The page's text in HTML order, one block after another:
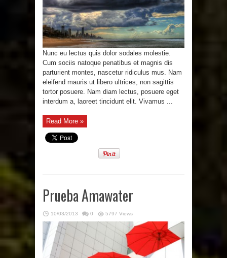
Nunc eu lectus quis dolor sodales molestie.
Cum sociis natoque penatibus et magnis dis
parturient montes, nascetur ridiculus mus. Nam
eleifend mauris ut libero ultrices, non sagittis
tortor posuere. Nam diam lectus, posuere eget
interdum a, laoreet tincidunt elit. Vivamus ...
Read More »
Prueba Amawater
10/03/2013 0 5797 Views